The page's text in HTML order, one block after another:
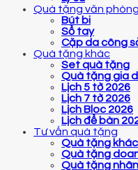
Quà tặng văn phòng
Bút bi
Sổ tay
Cặp da công
Quà tặng khác
Set quà tặng
Quà tặng gia
Lịch 5 tờ 2026
Lịch 7 tờ 2026
Lịch Bloc 2026
Lịch để bàn
Tư vấn quà tặng
Quà tặng
Quà tặng
Quà tặng